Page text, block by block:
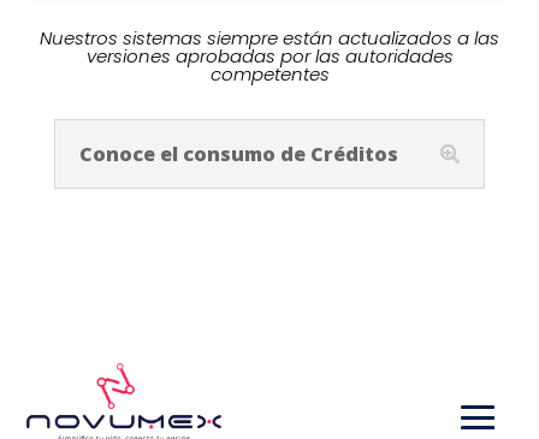
Nuestros sistemas siempre están actualizados a las
versiones aprobadas por las autoridades
competentes
Conoce el consumo de Créditos